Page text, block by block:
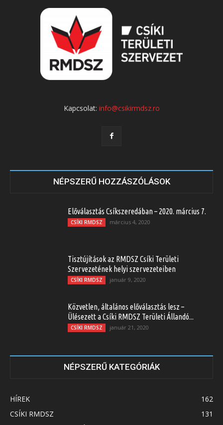
Kapcsolat: info@csikirmdsz.ro
NÉPSZERŰ HOZZÁSZÓLÁSOK
Előválasztás Csíkszeredában – 2020. március 7.
CSÍKI RMDSZ március 4, 2020
Tisztújítások az RMDSZ Csíki Területi
Szervezetének helyi szervezeteiben
CSÍKI RMDSZ január 9, 2020
Közvetlen, általános előválasztás lesz –
Ülésezett a Csíki RMDSZ Területi Állandó...
CSÍKI RMDSZ január 21, 2020
NÉPSZERŰ KATEGÓRIÁK
HÍREK
162
CSÍKI RMDSZ
131